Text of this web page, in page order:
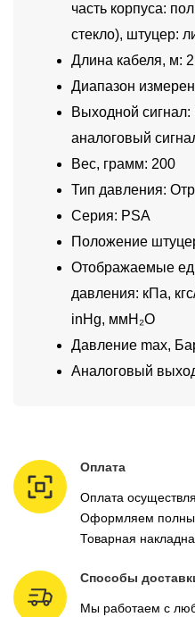
часть корпуса:
стекло), штуцер:
Длина кабеля, м: 2
Диапазон
Выходной
аналоговый
Вес, грамм: 200
Тип давления:
Серия: PSA
Положение
Отображаемые
давления: кПа,
inHg, ммH₂O
Давление max,
Аналоговый
Оплата
Оплата
Оформляем
Товарная
Способы
Мы работаем с